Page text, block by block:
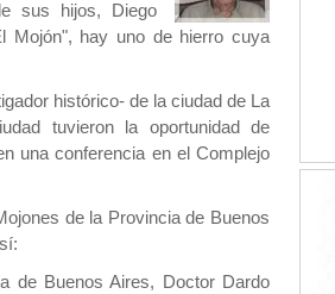
sus hijos, Diego
Mojón", hay uno de hierro cuya
histórico- de la ciudad de La
tuvieron la oportunidad de
una conferencia en el Complejo
de la Provincia de Buenos
de Buenos Aires, Doctor Dardo